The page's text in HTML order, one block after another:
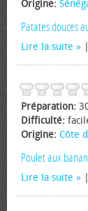
Origine:
Patates douces
Lire la suite
Préparation:
Difficulté:
Origine: Côte
Poulet aux
Lire la suite